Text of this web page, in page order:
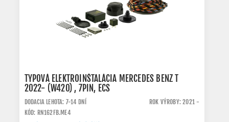
TYPOVÁ ELEKTROINŠTALÁCIA MERCEDES BENZ T
2022- (W420) , 7PIN, ECS
DODACIA LEHOTA: 7-14 DNÍ
ROK VÝROBY: 2021 -
KÓD: RN162FB.ME4